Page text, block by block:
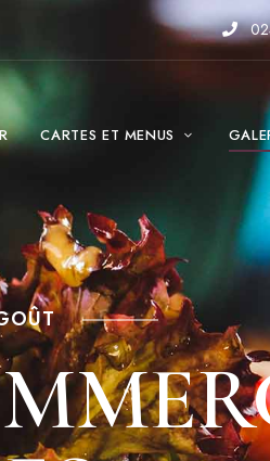
CARTES ET MENUS